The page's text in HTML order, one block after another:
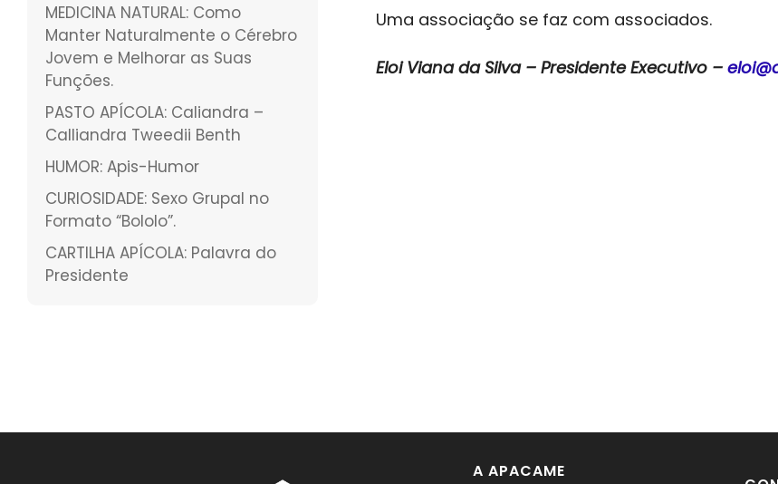
MEDICINA NATURAL: Como
Manter Naturalmente o Cérebro
Jovem e Melhorar as Suas
Funções.
PASTO APÍCOLA: Caliandra –
Calliandra Tweedii Benth
HUMOR: Apis-Humor
CURIOSIDADE: Sexo Grupal no
Formato “Bololo”.
CARTILHA APÍCOLA: Palavra do
Presidente
Uma associação se faz com associados.
Eloi Viana da Silva – Presidente Executivo –
A APACAME